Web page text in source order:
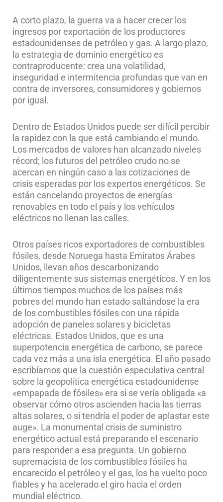
A corto plazo, la guerra va a hacer crecer los
ingresos por exportación de los productores
estadounidenses de petróleo y gas. A largo plazo,
la estrategia de dominio energético es
contraproducente: crea una volatilidad,
inseguridad e intermitencia profundas que van en
contra de inversores, consumidores y gobiernos
por igual.
Dentro de Estados Unidos puede ser difícil percibir
la rapidez con la que está cambiando el mundo.
Los mercados de valores han alcanzado niveles
récord; los futuros del petróleo crudo no se
acercan en ningún caso a las cotizaciones de
crisis esperadas por los expertos energéticos. Se
están cancelando proyectos de energías
renovables en todo el país y los vehículos
eléctricos no llenan las calles.
Otros países ricos exportadores de combustibles
fósiles, desde Noruega hasta Emiratos Árabes
Unidos, llevan años descarbonizando
diligentemente sus sistemas energéticos. Y en los
últimos tiempos muchos de los países más
pobres del mundo han estado saltándose la era
de los combustibles fósiles con una rápida
adopción de paneles solares y bicicletas
eléctricas. Estados Unidos, que es una
superpotencia energética de carbono, se parece
cada vez más a una isla energética. El año pasado
escribíamos que la cuestión especulativa central
sobre la geopolítica energética estadounidense
«empapada de fósiles» era si se vería obligada «a
observar cómo otros ascienden hacia las tierras
altas solares, o si tendría el poder de aplastar este
auge». La monumental crisis de suministro
energético actual está preparando el escenario
para responder a esa pregunta. Un gobierno
supremacista de los combustibles fósiles ha
encarecido el petróleo y el gas, los ha vuelto poco
fiables y ha acelerado el giro hacia el orden
mundial eléctrico.